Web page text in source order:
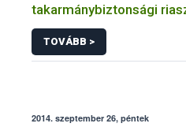
takarmánybiztonsági
TOVÁBB >
2014. szeptember 26, péntek